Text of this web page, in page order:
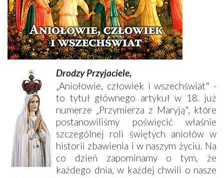
Drodzy Przyjaciele,
„Aniołowie, człowiek i wszechświat" -
to tytuł głównego artykuł w 18. już
numerze „Przymierza z Maryją", które
postanowiliśmy poświęcić właśnie
szczególnej roli świętych aniołów w
historii zbawienia i w naszym życiu. Na
co dzień zapominamy o tym, że
każdego dnia, w każdej chwili o nasze